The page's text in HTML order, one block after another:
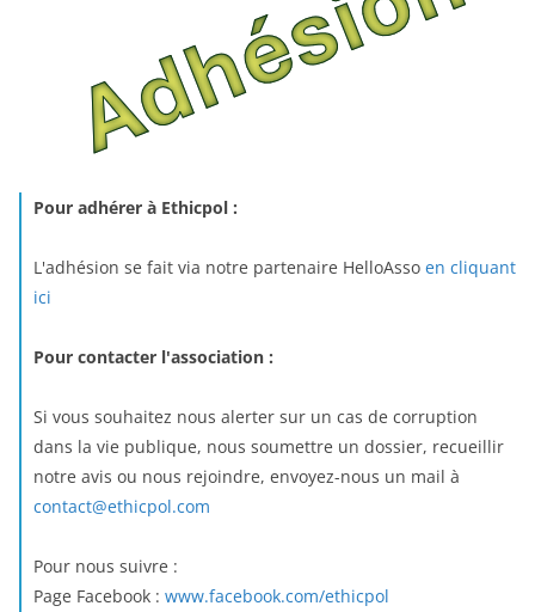
Pour adhérer à Ethicpol :
L'adhésion se fait via notre partenaire HelloAsso en cliquant
ici
Pour contacter l'association :
Si vous souhaitez nous alerter sur un cas de corruption
dans la vie publique, nous soumettre un dossier, recueillir
notre avis ou nous rejoindre, envoyez-nous un mail à
contact@ethicpol.com
Pour nous suivre :
Page Facebook : www.facebook.com/ethicpol